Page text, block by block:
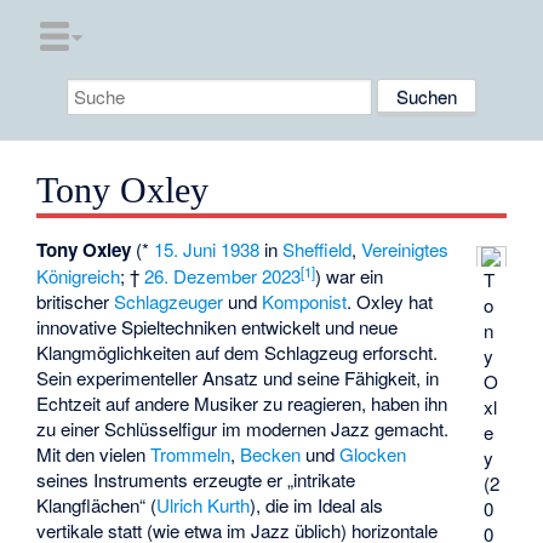
Tony Oxley
T
o
n
y
O
xl
e
y
(2
0
0
Tony Oxley (* 15. Juni 1938 inSheffield,Vereinigtes
Königreich; †26. Dezember 2023[1]) war ein
britischerSchlagzeuger und Komponist. Oxley hat
innovative Spieltechniken entwickelt und neue
Klangmöglichkeiten auf dem Schlagzeug erforscht.
Sein experimenteller Ansatz und seine Fähigkeit, in
Echtzeit auf andere Musiker zu reagieren, haben ihn
zu einer Schlüsselfigur im modernen Jazz gemacht.
Mit den vielenTrommeln, Becken undGlocken
seines Instruments erzeugte er „intrikate
Klangflächen“ (Ulrich Kurth), die im Ideal als
vertikale statt (wie etwa im Jazz üblich) horizontale